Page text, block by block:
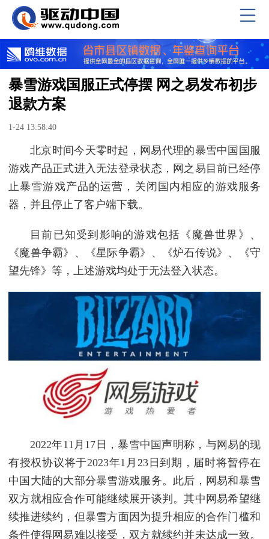
暴雪游戏国服正式停摆 网之易发布初步
退款方案
1-24 13:58:40
北京时间今天零时起，网易代理的暴雪中国国服
游戏产品正式进入无法登录状态，网之易目前已经停
止暴雪游戏产品的运营，关闭国内相应的游戏服务
器，并且停止了客户端下载。
目前已知受到影响的游戏包括《魔兽世界》、
《魔兽争霸》、《星际争霸》、《炉石传说》、《守
望先锋》等，上述游戏均处于无法登入状态。
2022年11月17日，暴雪中国声明称，与网易的现
有授权协议将于2023年1月23日到期，届时将暂停在
中国大陆的大部分暴雪游戏服务。此后，网易和暴雪
双方就相应合作可能继续展开谈判。其中网易希望继
续推进续约，但暴雪方面因为提升相应的合作门槛和
条件使得网易难以接受，双方就续约并未达成一致。